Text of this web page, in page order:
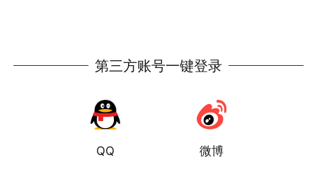
第三方账号一键登录
QQ 微博